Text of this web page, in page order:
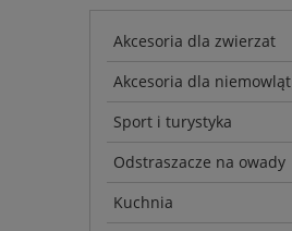
Akcesoria dla zwierzat
Akcesoria dla niemowląt
Sport i turystyka
Odstraszacze na owady
Kuchnia